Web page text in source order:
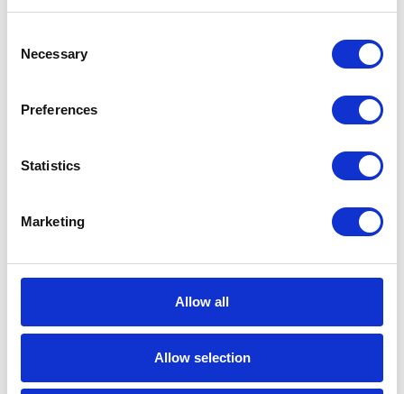
Selection
Necessary
Preferences
Statistics
Marketing
Allow all
Allow selection
E-booki
Historie sukcesu front page
Technologie jutra